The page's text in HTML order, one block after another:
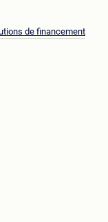
de financement